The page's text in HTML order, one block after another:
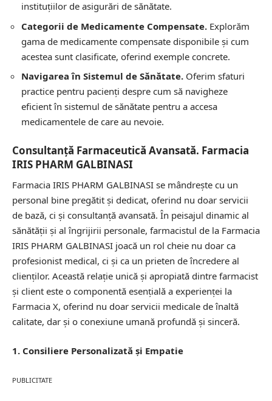
instituțiilor de asigurări de sănătate.
Categorii de Medicamente Compensate. Explorăm
gama de medicamente compensate disponibile și cum
acestea sunt clasificate, oferind exemple concrete.
Navigarea în Sistemul de Sănătate. Oferim sfaturi
practice pentru pacienți despre cum să navigheze
eficient în sistemul de sănătate pentru a accesa
medicamentele de care au nevoie.
Consultanță Farmaceutică Avansată. Farmacia
IRIS PHARM GALBINASI
Farmacia IRIS PHARM GALBINASI se mândrește cu un
personal bine pregătit și dedicat, oferind nu doar servicii
de bază, ci și consultanță avansată. În peisajul dinamic al
sănătății și al îngrijirii personale, farmacistul de la Farmacia
IRIS PHARM GALBINASI joacă un rol cheie nu doar ca
profesionist medical, ci și ca un prieten de încredere al
clienților. Această relație unică și apropiată dintre farmacist
și client este o componentă esențială a experienței la
Farmacia X, oferind nu doar servicii medicale de înaltă
calitate, dar și o conexiune umană profundă și sinceră.
1. Consiliere Personalizată și Empatie
PUBLICITATE